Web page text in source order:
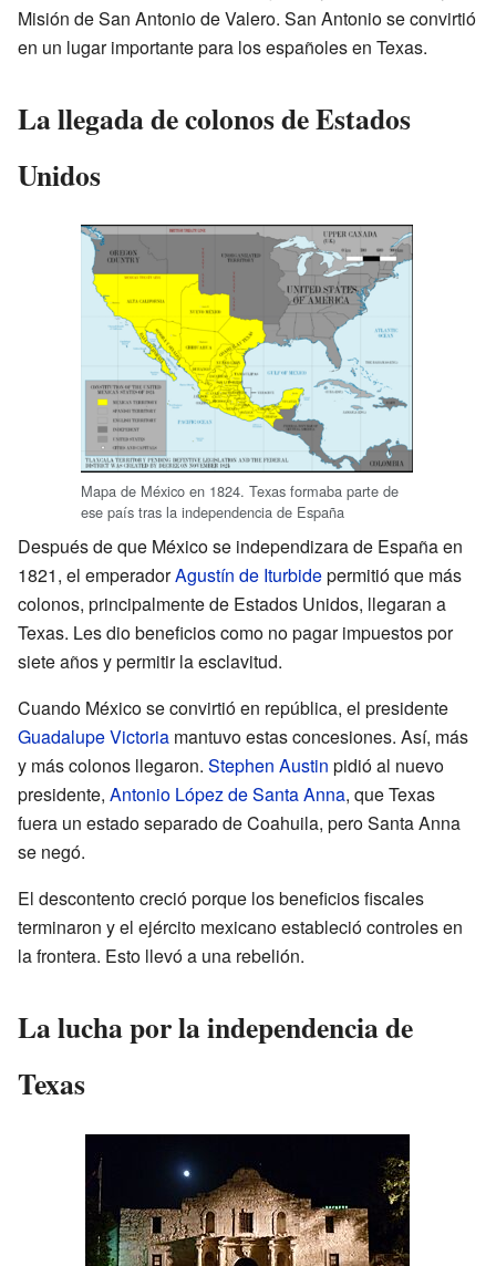
Misión de San Antonio de Valero. San Antonio se convirtió
en un lugar importante para los españoles en Texas.
La llegada de colonos de Estados
Unidos
Mapa de México en 1824. Texas formaba parte de
ese país tras la independencia de España
Después de que México se independizara de España en
1821, el emperadorAgustín de Iturbidepermitió que más
colonos, principalmente de Estados Unidos, llegaran a
Texas. Les dio beneficios como no pagar impuestos por
siete años y permitir la esclavitud.
Cuando México se convirtió en república, el presidente
Guadalupe Victoria mantuvo estas concesiones. Así, más
y más colonos llegaron. Stephen Austin pidió al nuevo
presidente, Antonio López de Santa Anna, que Texas
fuera un estado separado de Coahuila, pero Santa Anna
se negó.
El descontento creció porque los beneficios fiscales
terminaron y el ejército mexicano estableció controles en
la frontera. Esto llevó a una rebelión.
La lucha por la independencia de
Texas